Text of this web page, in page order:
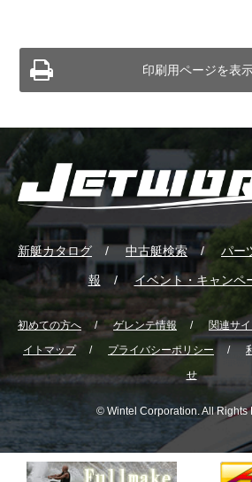
印刷用ページを表
新艇カタログ 中古艇検索 パー
報 イベント・キャンペ
初めての方へ ゲレンテ情報 関連サイ
イトマップ
プライバシーポリシー
せ
© Wintel Corporation. All Rights